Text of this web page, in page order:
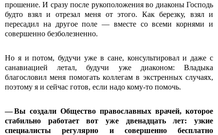
прошение. И сразу после рукоположения во диаконы Господь
будто взял и отрезал меня от этого. Как березку, взял и
пересадил на другое поле — вместе со всеми корнями и
совершенно безболезненно.
Но я и потом, будучи уже в сане, консультировал и даже с
санавиацией летал, будучи уже диаконом: Владыка
благословил меня помогать коллегам в экстренных случаях,
поэтому я и сейчас готов, если надо кому-то помочь.
— Вы создали Общество православных врачей, которое
стабильно работает вот уже двенадцать лет: узкие
специалисты регулярно и совершенно бесплатно